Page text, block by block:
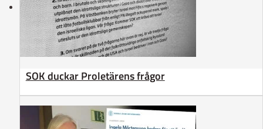
SOK duckar Proletärens frågor